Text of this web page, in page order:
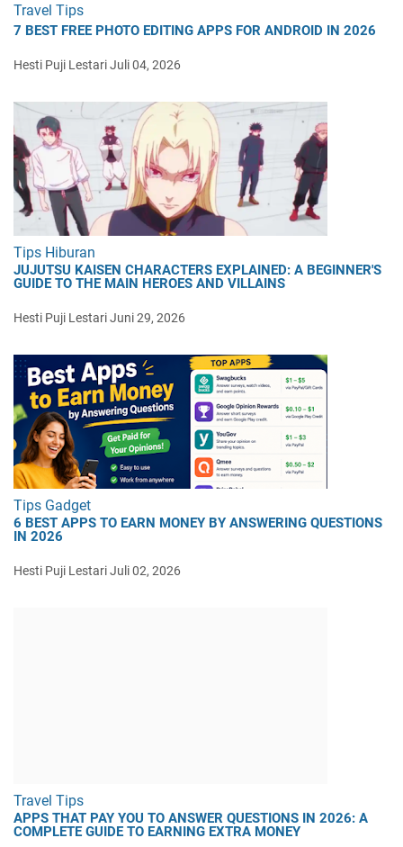
Travel Tips
7 BEST FREE PHOTO EDITING APPS FOR ANDROID IN 2026
Hesti Puji LestariJuli 04, 2026
Tips Hiburan
JUJUTSU KAISEN CHARACTERS EXPLAINED: A BEGINNER'S
GUIDE TO THE MAIN HEROES AND VILLAINS
Hesti Puji LestariJuni 29, 2026
Tips Gadget
6 BEST APPS TO EARN MONEY BY ANSWERING QUESTIONS
IN 2026
Hesti Puji LestariJuli 02, 2026
Travel Tips
APPS THAT PAY YOU TO ANSWER QUESTIONS IN 2026: A
COMPLETE GUIDE TO EARNING EXTRA MONEY